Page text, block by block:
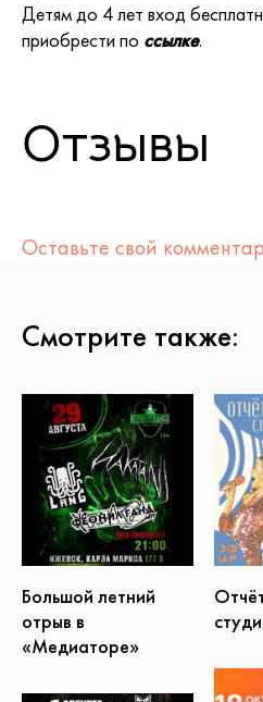
Детям до 4 лет вход
приобрести по ссылке.
Отзывы
Оставьте свой
Смотрите также:
Большой летний
отрыв в
«Медиаторе»